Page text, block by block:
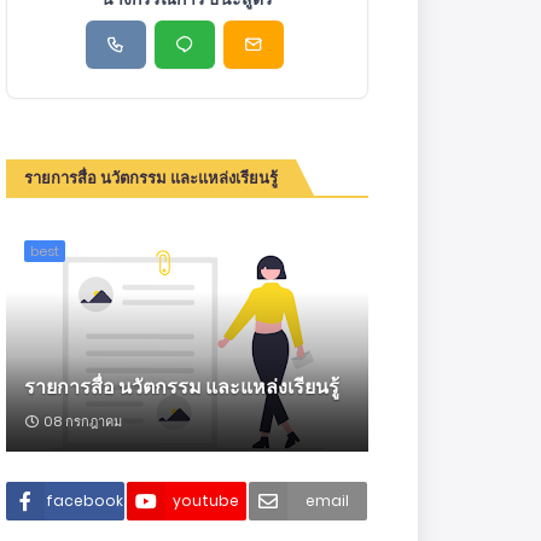
รายการสื่อ นวัตกรรม และแหล่งเรียนรู้
best
รายการสื่อ นวัตกรรม และแหล่งเรียนรู้
08 กรกฎาคม
facebook youtube email